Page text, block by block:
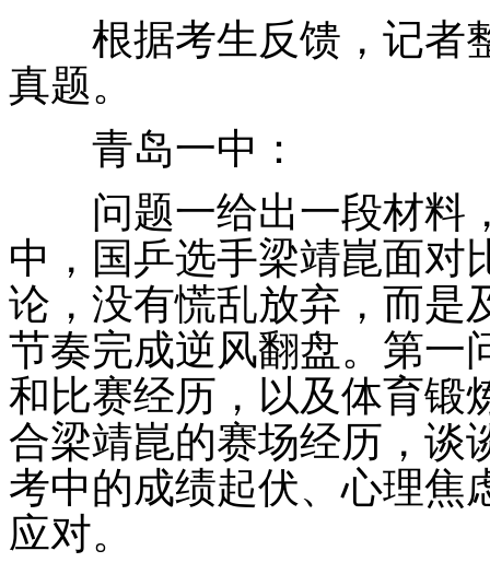
根据考生反馈，记者整
真题。
青岛一中：
问题一给出一段材料，
中，国乒选手梁靖崑面对
论，没有慌乱放弃，而是
节奏完成逆风翻盘。第一
和比赛经历，以及体育锻
合梁靖崑的赛场经历，谈
考中的成绩起伏、心理焦
应对。